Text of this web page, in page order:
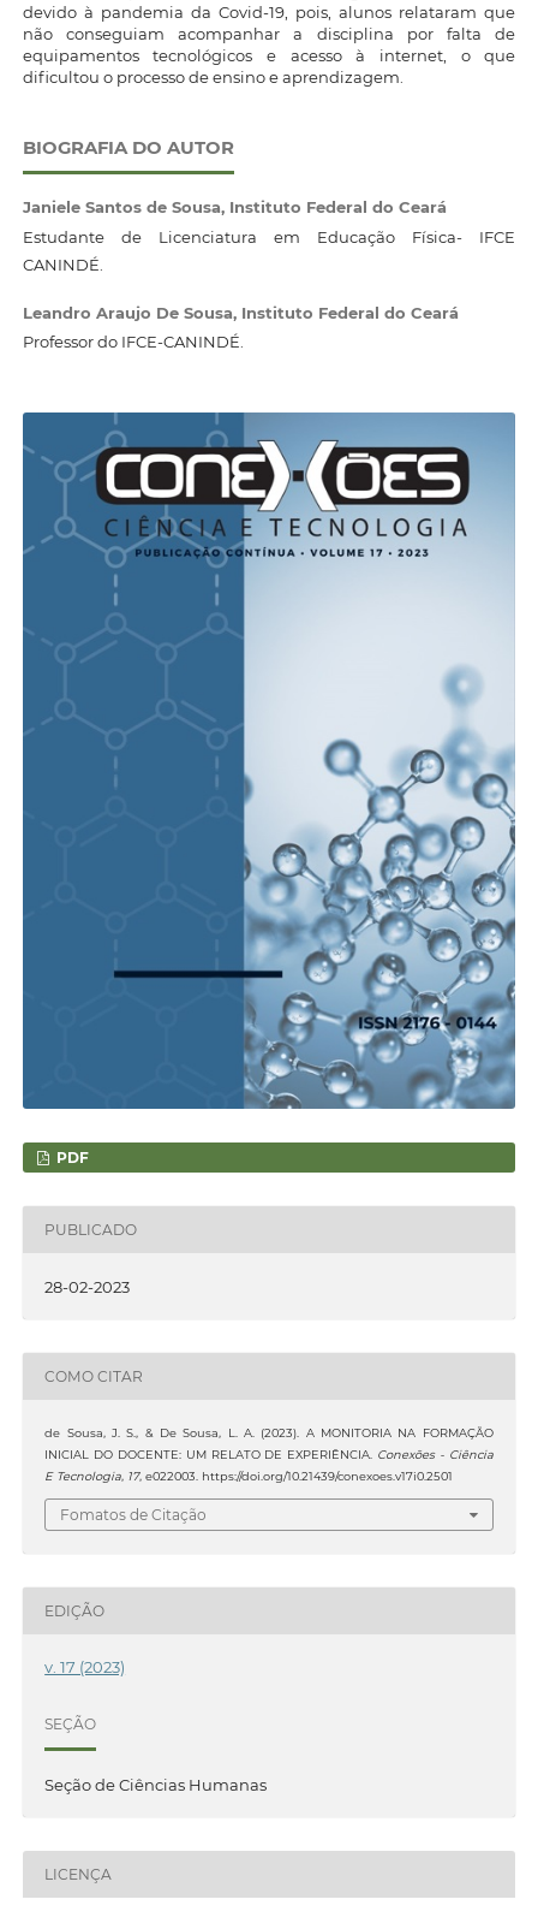
devido à pandemia da Covid-19, pois, alunos relataram que
não conseguiam acompanhar a disciplina por falta de
equipamentos tecnológicos e acesso à internet, o que
dificultou o processo de ensino e aprendizagem.
BIOGRAFIA DO AUTOR
Janiele Santos de Sousa, Instituto Federal do Ceará
Estudante de Licenciatura em Educação Física- IFCE
CANINDÉ.
Leandro Araujo De Sousa, Instituto Federal do Ceará
Professor do IFCE-CANINDÉ.
PDF
PUBLICADO
28-02-2023
COMO CITAR
de Sousa, J. S., & De Sousa, L. A. (2023). A MONITORIA NA FORMAÇÃO
INICIAL DO DOCENTE: UM RELATO DE EXPERIÊNCIA. Conexões - Ciência
E Tecnologia, 17, e022003. https://doi.org/10.21439/conexoes.v17i0.2501
Fomatos de Citação
EDIÇÃO
v. 17 (2023)
SEÇÃO
Seção de Ciências Humanas
LICENÇA